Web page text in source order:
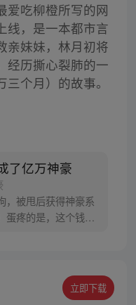
爱吃柳橙所写的网
线，是一本都市言
亲妹妹，林月初将
经历撕心裂肺的一
个月）的故事。
了亿万神豪
，被甩后获得神豪系
蛋疼的是，这个钱只
立即下载